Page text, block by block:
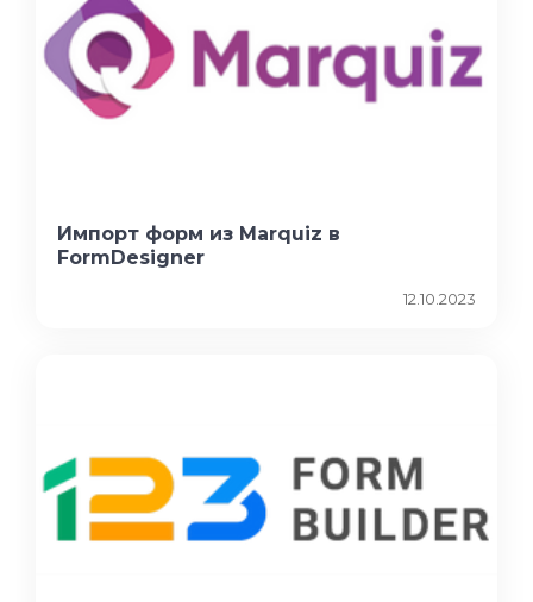
Импорт форм из Marquiz в
FormDesigner
12.10.2023